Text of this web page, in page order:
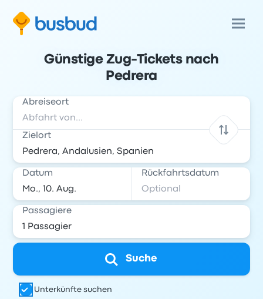
Günstige Zug-Tickets nach
Pedrera
Abreiseort
Zielort
Datum Rückfahrtsdatum
Passagiere
Suche
Unterkünfte suchen